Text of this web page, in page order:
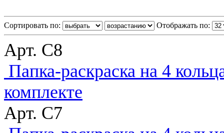
Сортировать по: Отображать по:
Арт. C8
Папка-раскраска на 4
комплекте
Арт. C7